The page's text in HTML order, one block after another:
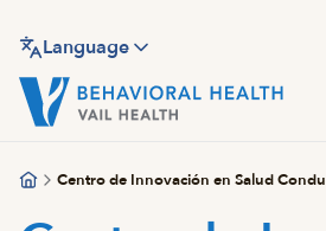
contenido
principal
Language
Centro de Innovación en Salud